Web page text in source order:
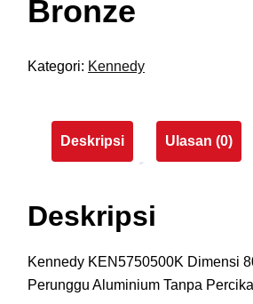
Bronze
Kategori: Kennedy
Deskripsi Ulasan (0)
Deskripsi
Kennedy KEN5750500K Dimensi
Perunggu Aluminium Tanpa